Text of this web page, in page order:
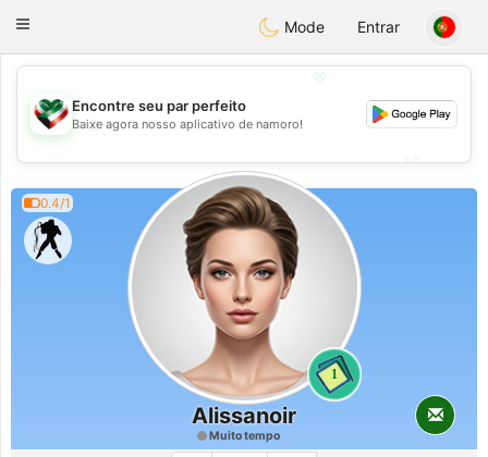
KuwaitChat
Toggle
Mode Entrar
💖
💕
💕
Encontre seu par perfeito
Baixe agora nosso aplicativo de namoro!
0.4/1
1
Alissanoir
Muito tempo